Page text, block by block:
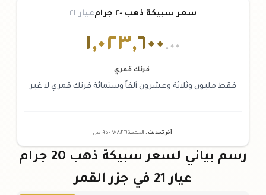
سعر سبيكة ذهب ٢٠ جرام عيار ٢١
١,٠٢٣,٦٠٠ .٠٠
فرنك قمري
فقط مليون وثلاثة وعشرون ألفاً وستمائة فرنك قمري لا غير
آخر تحديث : الجمعة ٠٧ /٠٨/٢٠٢٦ - ٠٩:٠٥ ص
رسم بياني لسعر سبيكة ذهب 20 جرام
عيار 21 في جزر القمر